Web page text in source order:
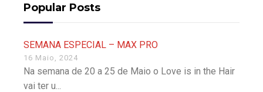
Popular Posts
SEMANA ESPECIAL – MAX PRO
16 Maio, 2024
Na semana de 20 a 25 de Maio o Love is in the Hair
vai ter u...